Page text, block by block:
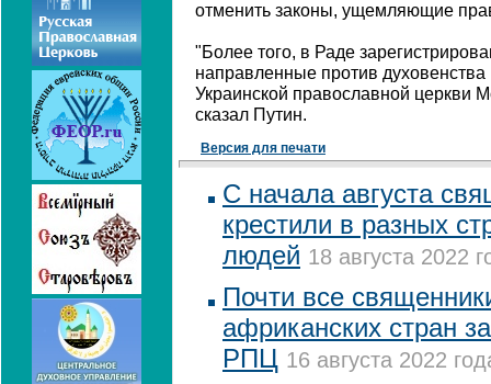
отменить законы, ущемляющие
"Более того, в Раде
направленные против
Украинской православной церкви
сказал Путин.
Версия для печати
С начала августа
крестили в разных
людей 18 августа 2022
Почти все
африканских стран
РПЦ 16 августа 2022